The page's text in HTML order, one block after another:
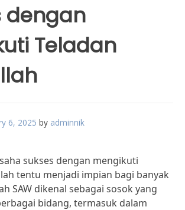
dengan
Teladan
6, 2025 by adminnik
sukses dengan mengikuti
tentu menjadi impian bagi banyak
SAW dikenal sebagai sosok yang
bidang, termasuk dalam